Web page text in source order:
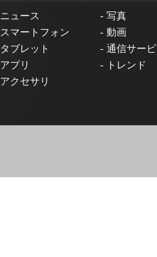
ニュース - 写真
スマートフォン - 動画
タブレット - 通信サー
アプリ -
トレンド
アクセサリ